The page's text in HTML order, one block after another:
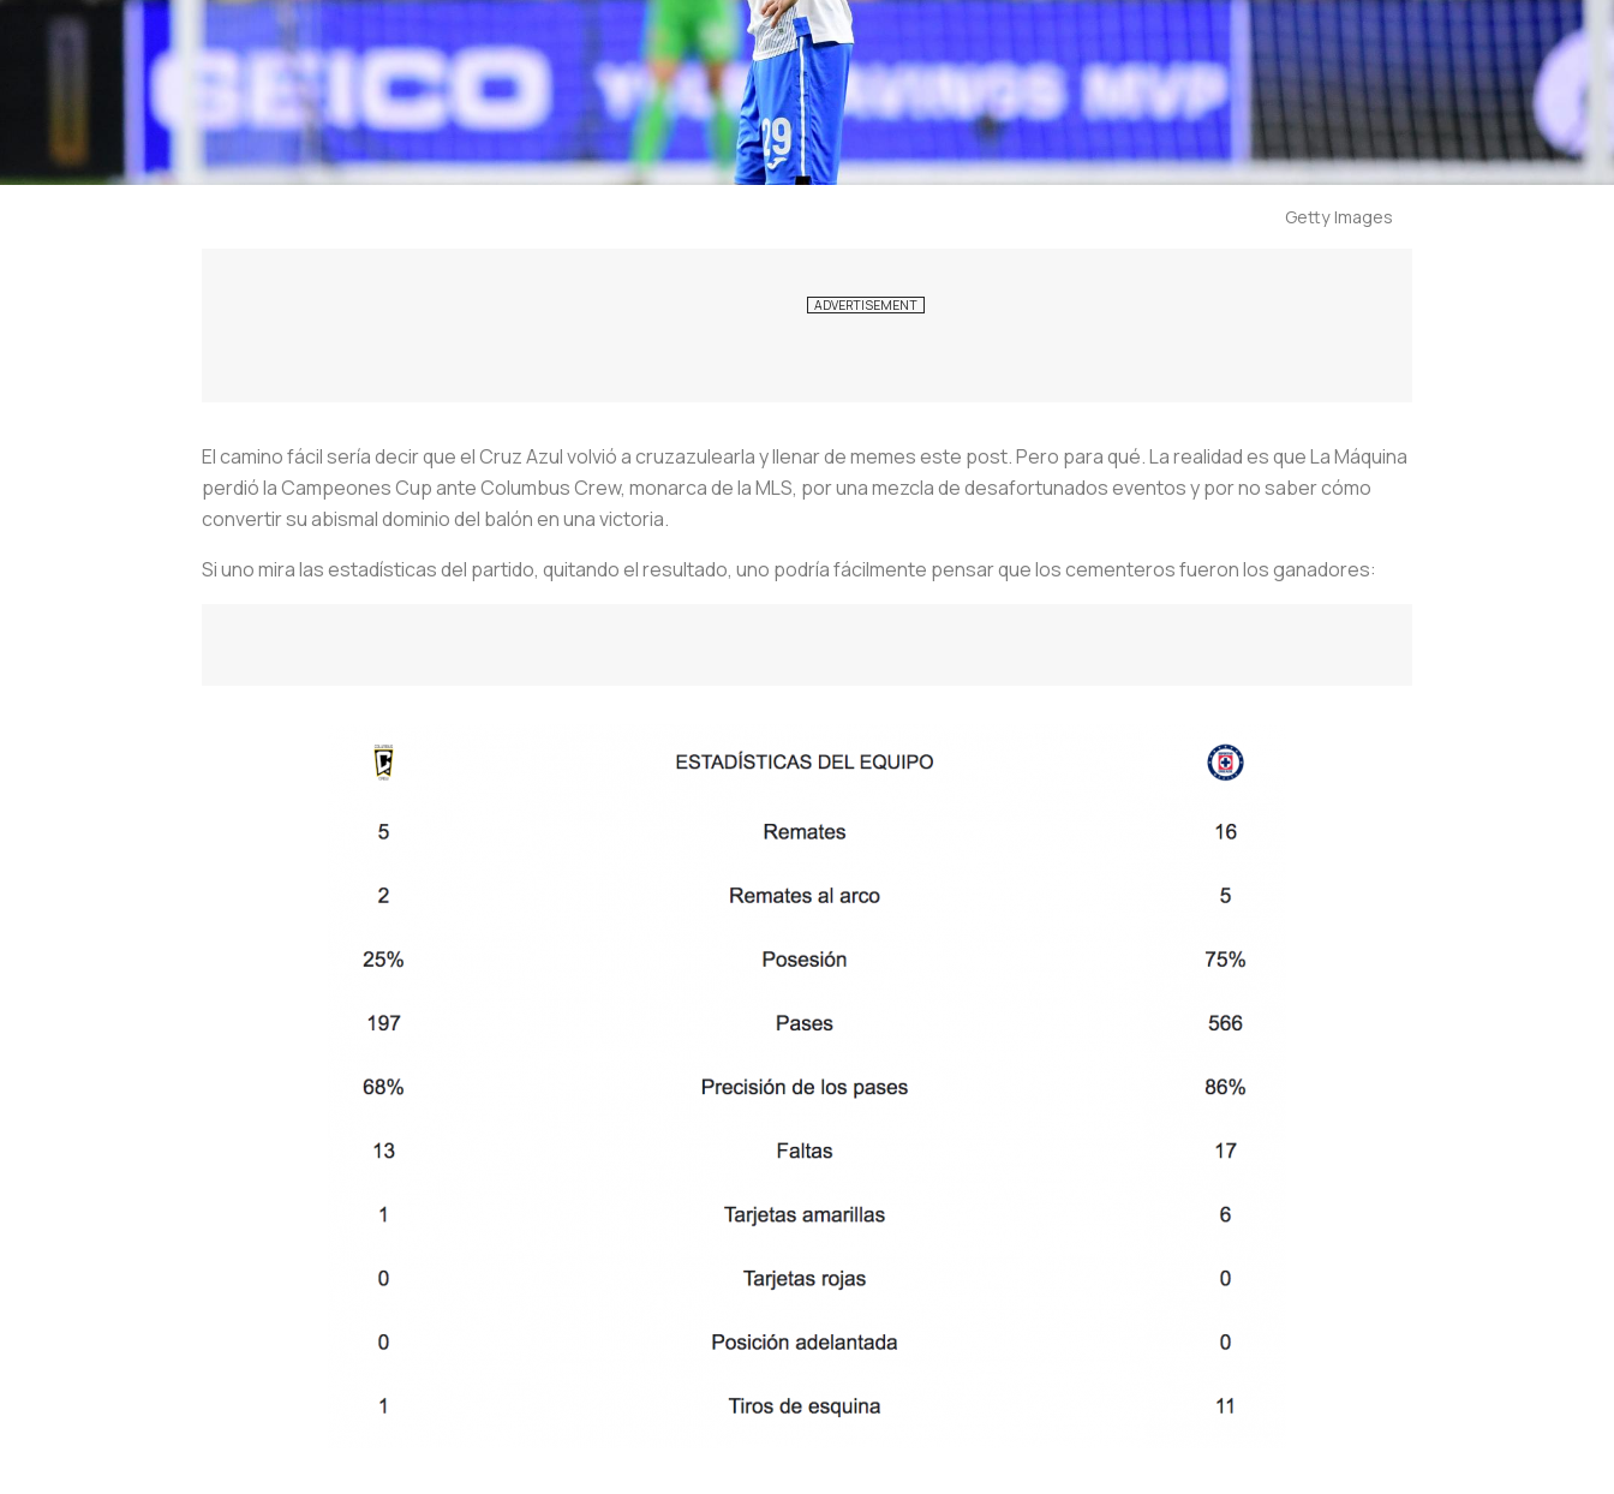
Getty Images
El camino fácil sería decir que el Cruz Azul volvió a cruzazulearla y llenar de memes este post. Pero para qué. La realidad es que La Máquina
perdió la Campeones Cup ante Columbus Crew, monarca de la MLS, por una mezcla de desafortunados eventos y por no saber cómo
convertir su abismal dominio del balón en una victoria.
Si uno mira las estadísticas del partido, quitando el resultado, uno podría fácilmente pensar que los cementeros fueron los ganadores: